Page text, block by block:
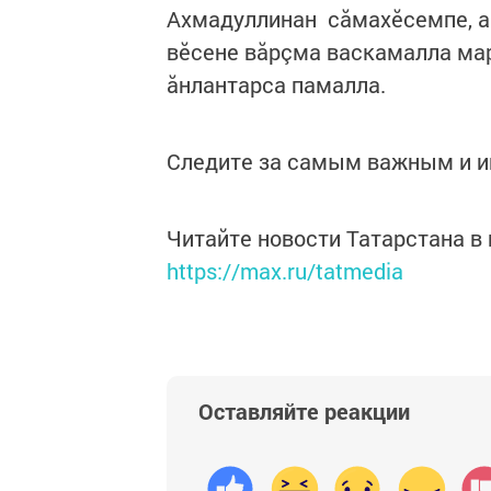
Ахмадуллинан сăмахӗсемпе,
вӗсене вăрçма васкамалла
ăнлантарса памалла.
Следите за самым важным и
Читайте новости Татарстана
https://max.ru/tatmedia
Оставляйте реакции